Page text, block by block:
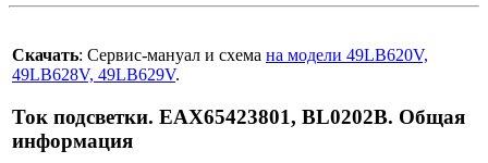
Скачать: Сервис-мануал и схема на модели 49LB620V,
49LB628V, 49LB629V.
Ток подсветки. EAX65423801, BL0202B. Общая
информация